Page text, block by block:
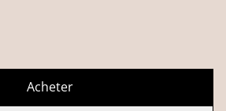
Acheter